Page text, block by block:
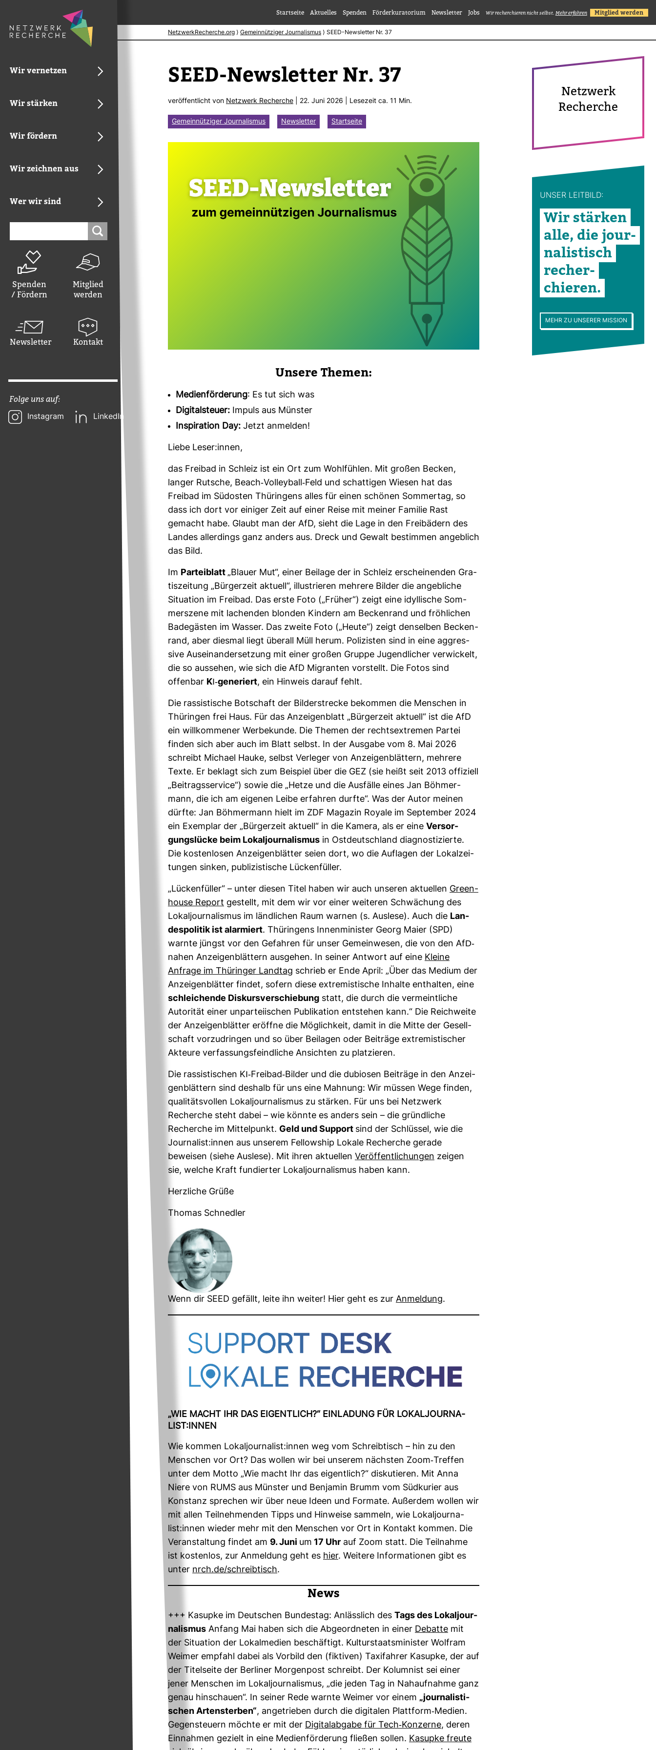
Wir vernetzen
Wir stärken
Wir fördern
Wir zeichnen aus
Wer wir sind
Spenden
/ Fördern
Mitglied
werden
Newsletter Kontakt
Folge uns auf:
Instagram LinkedIn
Startseite Aktuelles Spenden Förderkuratorium Newsletter Jobs Wir recherchieren nicht selbst. Mehr erfahren Mitglied werden
NetzwerkRecherche.org ⟩ Gemeinnütziger Journalismus ⟩ SEED-Newsletter Nr. 37
SEED-​News­letter Nr. 37
ver­öf­fent­licht von Netz­werk Recherche | 22. Juni 2026 | Lese­zeit ca. 11 Min.
Gemeinnütziger Journalismus Newsletter Startseite
Unsere Themen:
Medienförderung: Es tut sich was
Digitalsteuer: Impuls aus Münster
Inspiration Day: Jetzt anmelden!
Liebe Leser:innen,
das Freibad in Schleiz ist ein Ort zum Wohl­fühlen. Mit großen Becken,
langer Rut­sche, Beach-​Vol­ley­ball-​Feld und schat­tigen Wiesen hat das
Freibad im Süd­osten Thü­rin­gens alles für einen schönen Som­mertag, so
dass ich dort vor einiger Zeit auf einer Reise mit meiner Familie Rast
gemacht habe. Glaubt man der AfD, sieht die Lage in den Frei­bä­dern des
Landes aller­dings ganz anders aus. Dreck und Gewalt bestimmen angeb­lich
das Bild.
Im Par­tei­blatt „Blauer Mut“, einer Bei­lage der in Schleiz erschei­nenden Gra­
tis­zei­tung „Bür­ger­zeit aktuell“, illus­trieren meh­rere Bilder die angeb­liche
Situa­tion im Freibad. Das erste Foto („Früher“) zeigt eine idyl­li­sche Som­
mer­szene mit lachenden blonden Kin­dern am Becken­rand und fröh­li­chen
Bade­gästen im Wasser. Das zweite Foto („Heute“) zeigt den­selben Becken­
rand, aber diesmal liegt überall Müll herum. Poli­zisten sind in eine aggres­
sive Aus­ein­an­der­set­zung mit einer großen Gruppe Jugend­li­cher ver­wi­ckelt,
die so aus­sehen, wie sich die AfD Migranten vor­stellt. Die Fotos sind
offenbar KI-​gene­riert, ein Hin­weis darauf fehlt.
Die ras­sis­ti­sche Bot­schaft der Bil­der­strecke bekommen die Men­schen in
Thü­ringen frei Haus. Für das Anzei­gen­blatt „Bür­ger­zeit aktuell“ ist die AfD
ein will­kom­mener Wer­be­kunde. Die Themen der rechts­ex­tremen Partei
finden sich aber auch im Blatt selbst. In der Aus­gabe vom 8. Mai 2026
schreibt Michael Hauke, selbst Ver­leger von Anzei­gen­blät­tern, meh­rere
Texte. Er beklagt sich zum Bei­spiel über die GEZ (sie heißt seit 2013 offi­ziell
„Bei­trags­ser­vice“) sowie die „Hetze und die Aus­fälle eines Jan Böh­mer­
mann, die ich am eigenen Leibe erfahren durfte“. Was der Autor meinen
dürfte: Jan Böh­mer­mann hielt im ZDF Magazin Royale im Sep­tember 2024
ein Exem­plar der „Bür­ger­zeit aktuell“ in die Kamera, als er eine Ver­sor­
gungs­lücke beim Lokal­jour­na­lismus in Ost­deutsch­land dia­gnos­ti­zierte.
Die kos­ten­losen Anzei­gen­blätter seien dort, wo die Auf­lagen der Lokal­zei­
tungen sinken, publi­zis­ti­sche Lücken­füller.
„Lücken­füller“ – unter diesen Titel haben wir auch unseren aktu­ellen Green­
house Report gestellt, mit dem wir vor einer wei­teren Schwä­chung des
Lokal­jour­na­lismus im länd­li­chen Raum warnen (s. Aus­lese). Auch die Lan­
des­po­litik ist alar­miert. Thü­rin­gens Innen­mi­nister Georg Maier (SPD)
warnte jüngst vor den Gefahren für unser Gemein­wesen, die von den AfD-​
nahen Anzei­gen­blät­tern aus­gehen. In seiner Ant­wort auf eine Kleine
Anfrage im Thü­ringer Landtag schrieb er Ende April: „Über das Medium der
Anzei­gen­blätter findet, sofern diese extre­mis­ti­sche Inhalte ent­halten, eine
schlei­chende Dis­kurs­ver­schie­bung statt, die durch die ver­meint­liche
Auto­rität einer unpar­tei­ischen Publi­ka­tion ent­stehen kann.“ Die Reich­weite
der Anzei­gen­blätter eröffne die Mög­lich­keit, damit in die Mitte der Gesell­
schaft vor­zu­dringen und so über Bei­lagen oder Bei­träge extre­mis­ti­scher
Akteure ver­fas­sungs­feind­liche Ansichten zu plat­zieren.
Die ras­sis­ti­schen KI-​Freibad-​Bilder und die dubiosen Bei­träge in den Anzei­
gen­blät­tern sind des­halb für uns eine Mah­nung: Wir müssen Wege finden,
qua­li­täts­vollen Lokal­jour­na­lismus zu stärken. Für uns bei Netz­werk
Recherche steht dabei – wie könnte es anders sein – die gründ­liche
Recherche im Mit­tel­punkt. Geld und Sup­port sind der Schlüssel, wie die
Jour­na­list:innen aus unserem Fel­low­ship Lokale Recherche gerade
beweisen (siehe Aus­lese). Mit ihren aktu­ellen Ver­öf­fent­li­chungen zeigen
sie, welche Kraft fun­dierter Lokal­jour­na­lismus haben kann.
Herz­liche Grüße
Thomas Schnedler
Wenn dir SEED gefällt, leite ihn weiter! Hier geht es zur Anmel­dung.
„WIE MACHT IHR DAS EIGENT­LICH?“ EIN­LA­DUNG FÜR LOKAL­JOUR­NA­
LIST:INNEN
Wie kommen Lokal­jour­na­list:innen weg vom Schreib­tisch – hin zu den
Men­schen vor Ort? Das wollen wir bei unserem nächsten Zoom-​Treffen
unter dem Motto „Wie macht Ihr das eigent­lich?“ dis­ku­tieren. Mit Anna
Niere von RUMS aus Münster und Ben­jamin Brumm vom Süd­ku­rier aus
Kon­stanz spre­chen wir über neue Ideen und For­mate. Außerdem wollen wir
mit allen Teil­neh­menden Tipps und Hin­weise sam­meln, wie Lokal­jour­na­
list:innen wieder mehr mit den Men­schen vor Ort in Kon­takt kommen. Die
Ver­an­stal­tung findet am 9. Juni um 17 Uhr auf Zoom statt. Die Teil­nahme
ist kos­tenlos, zur Anmel­dung geht es hier. Wei­tere Infor­ma­tionen gibt es
unter nrch.de/schreib­tisch.
News
+++ Kasupke im Deut­schen Bun­destag: Anläss­lich des Tags des Lokal­jour­
na­lismus Anfang Mai haben sich die Abge­ord­neten in einer Debatte mit
der Situa­tion der Lokal­me­dien beschäf­tigt. Kul­tur­staats­mi­nister Wolfram
Weimer emp­fahl dabei als Vor­bild den (fik­tiven) Taxi­fahrer Kasupke, der auf
der Titel­seite der Ber­liner Mor­gen­post schreibt. Der Kolum­nist sei einer
jener Men­schen im Lokal­jour­na­lismus, „die jeden Tag in Nah­auf­nahme ganz
genau hin­schauen“. In seiner Rede warnte Weimer vor einem „jour­na­lis­ti­
schen Arten­sterben“, ange­trieben durch die digi­talen Platt­form-​Medien.
Gegen­steuern möchte er mit der Digi­tal­ab­gabe für Tech-​Kon­zerne, deren
Ein­nahmen gezielt in eine Medi­en­för­de­rung fließen sollen. Kasupke freute
Netz­werk
Recherche
UNSER LEIT­BILD:
Wir stärken
alle, die jour­
na­lis­tisch
recher­
chieren.
MEHR ZU UNSERER MISSION